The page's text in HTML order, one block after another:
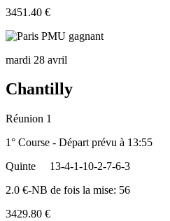
3451.40 €
mardi 28 avril
Chantilly
Réunion 1
1° Course - Départ prévu à 13:55
Quinte
13-4-1-10-2-7-6-3
2.0 €-NB de fois la mise: 56
3429.80 €